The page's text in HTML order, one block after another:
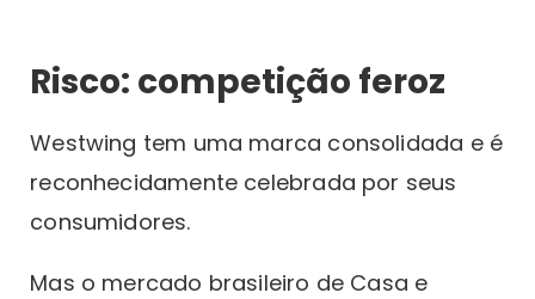
Risco: competição feroz
Westwing tem uma marca consolidada e é
reconhecidamente celebrada por seus
consumidores.
Mas o mercado brasileiro de Casa e